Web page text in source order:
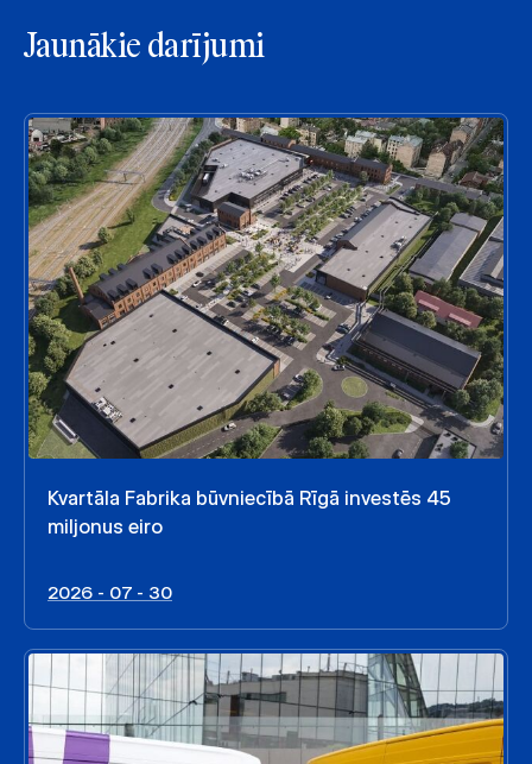
Jaunākie darījumi
Kvartāla Fabrika būvniecībā Rīgā investēs 45
miljonus eiro
2026 - 07 - 30